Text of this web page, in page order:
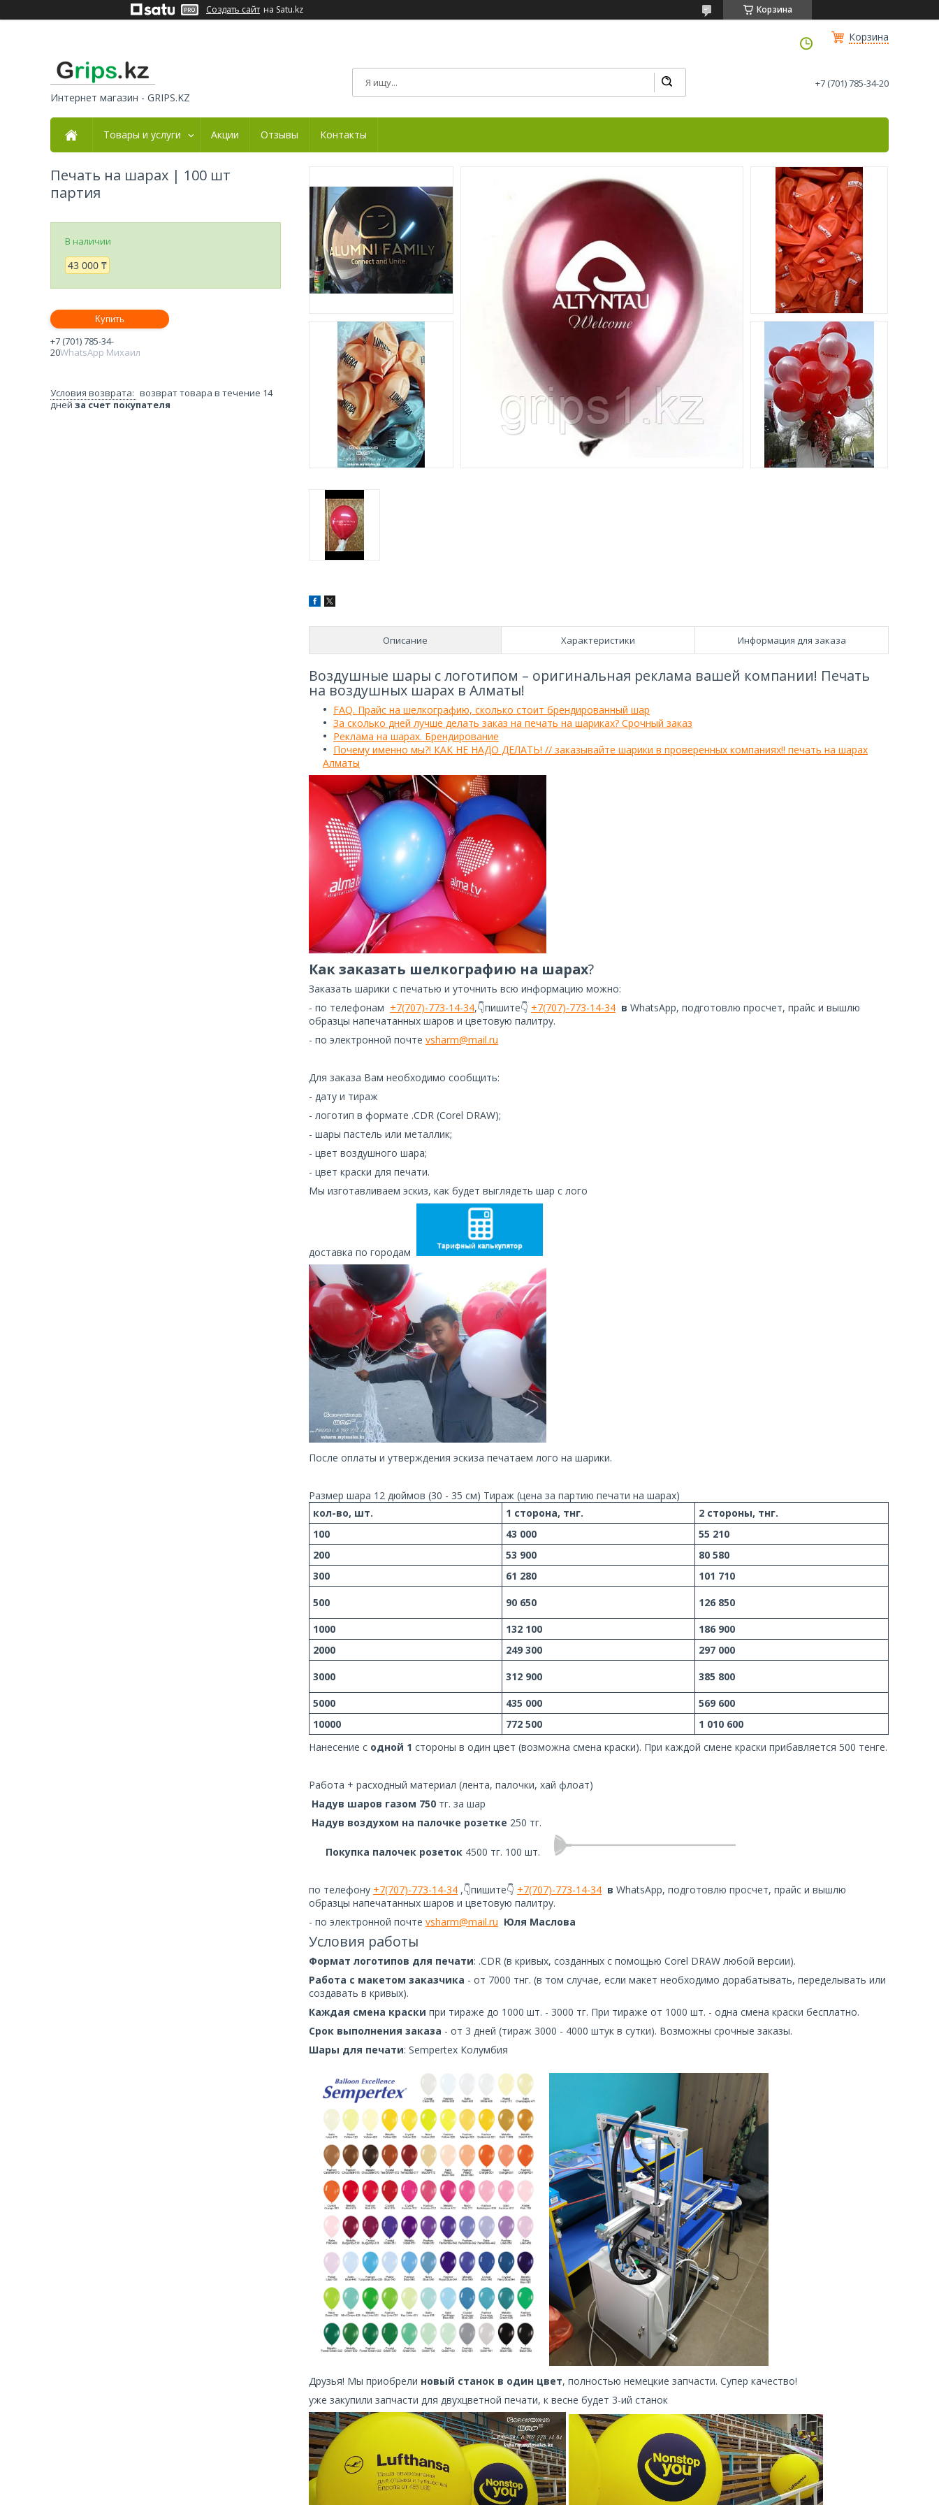
Создать сайт на Satu.kz Корзина
Корзина
Интернет магазин - GRIPS.KZ
+7 (701) 785-34-20
Товары и услуги Акции Отзывы Контакты
Описание Характеристики Информация для заказа
Воздушные шары с логотипом – оригинальная реклама вашей компании! Печать
на воздушных шарах в Алматы!
FAQ. Прайс на шелкографию, сколько стоит брендированный шар
За сколько дней лучше делать заказ на печать на шариках? Срочный заказ
Реклама на шарах. Брендирование
Почему именно мы?! КАК НЕ НАДО ДЕЛАТЬ! // заказывайте шарики в проверенных компаниях!! печать на шарах
Алматы
Как заказать шелкографию на шарах?
Заказать шарики с печатью и уточнить всю информацию можно:
- по телефонам +7(707)-773-14-34,👇пишите👇 +7(707)-773-14-34 в WhatsApp, подготовлю просчет, прайс и вышлю
образцы напечатанных шаров и цветовую палитру.
- по электронной почте vsharm@mail.ru
Для заказа Вам необходимо сообщить:
- дату и тираж
- логотип в формате .CDR (Corel DRAW);
- шары пастель или металлик;
- цвет воздушного шара;
- цвет краски для печати.
Мы изготавливаем эскиз, как будет выглядеть шар с лого
доставка по городам
После оплаты и утверждения эскиза печатаем лого на шарики.
Размер шара 12 дюймов (30 - 35 см) Тираж (цена за партию печати на шарах)
кол-во, шт.
1 сторона, тнг.
2 стороны, тнг.
100
43 000
55 210
200
53 900
80 580
300
61 280
101 710
500
90 650
126 850
1000
132 100
186 900
2000
249 300
297 000
3000
312 900 385 800
5000
435 000
569 600
10000
772 500
1 010 600
Нанесение с одной 1 стороны в один цвет (возможна смена краски). При каждой смене краски прибавляется 500 тенге.
Работа + расходный материал (лента, палочки, хай флоат)
Надув шаров газом 750 тг. за шар
Надув воздухом на палочке розетке 250 тг.
Покупка палочек розеток 4500 тг. 100 шт.
по телефону +7(707)-773-14-34 ,👇пишите👇 +7(707)-773-14-34 в WhatsApp, подготовлю просчет, прайс и вышлю
образцы напечатанных шаров и цветовую палитру.
- по электронной почте vsharm@mail.ru Юля Маслова
Условия работы
Формат логотипов для печати: .CDR (в кривых, созданных с помощью Corel DRAW любой версии).
Работа с макетом заказчика - от 7000 тнг. (в том случае, если макет необходимо дорабатывать, переделывать или
создавать в кривых).
Каждая смена краски при тираже до 1000 шт. - 3000 тг. При тираже от 1000 шт. - одна смена краски бесплатно.
Срок выполнения заказа - от 3 дней (тираж 3000 - 4000 штук в сутки). Возможны срочные заказы.
Шары для печати: Sempertex Колумбия
Друзья! Мы приобрели новый станок в один цвет, полностью немецкие запчасти. Супер качество!
уже закупили запчасти для двухцветной печати, к весне будет 3-ий станок
Печать на шарах | 100 шт
партия
В наличии
43 000 ₸
Купить
+7 (701) 785-34-
20WhatsApp Михаил
возврат товара в течение 14
дней за счет покупателя